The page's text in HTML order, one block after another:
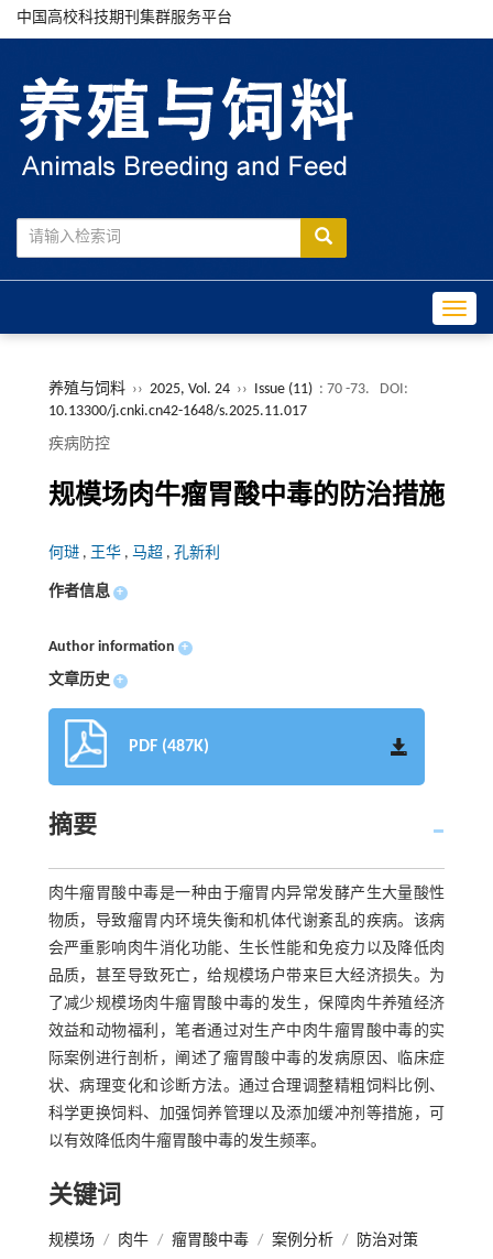
中国高校科技期刊集群服务平台
养殖与饲料 ›› 2025, Vol. 24 ›› Issue (11) : 70 -73.
DOI:
10.13300/j.cnki.cn42-1648/s.2025.11.017
疾病防控
规模场肉牛瘤胃酸中毒的防治措施
何琎 , 王华 , 马超 , 孔新利
作者信息 +
Author information +
文章历史 +
PDF (487K)
摘要
肉牛瘤胃酸中毒是一种由于瘤胃内异常发酵产生大量酸性
物质，导致瘤胃内环境失衡和机体代谢紊乱的疾病。该病
会严重影响肉牛消化功能、生长性能和免疫力以及降低肉
品质，甚至导致死亡，给规模场户带来巨大经济损失。为
了减少规模场肉牛瘤胃酸中毒的发生，保障肉牛养殖经济
效益和动物福利，笔者通过对生产中肉牛瘤胃酸中毒的实
际案例进行剖析，阐述了瘤胃酸中毒的发病原因、临床症
状、病理变化和诊断方法。通过合理调整精粗饲料比例、
科学更换饲料、加强饲养管理以及添加缓冲剂等措施，可
以有效降低肉牛瘤胃酸中毒的发生频率。
关键词
规模场 / 肉牛 / 瘤胃酸中毒 / 案例分析 / 防治对策